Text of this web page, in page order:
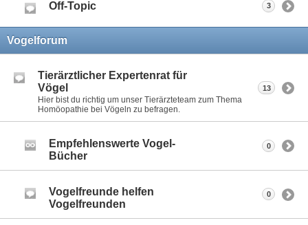
Off-Topic 3
Vogelforum
Tierärztlicher Expertenrat für
Vögel
Hier bist du richtig um unser Tierärzteteam zum Thema
Homöopathie bei Vögeln zu befragen.
13
Empfehlenswerte Vogel-
Bücher
0
Vogelfreunde helfen
Vogelfreunden
0